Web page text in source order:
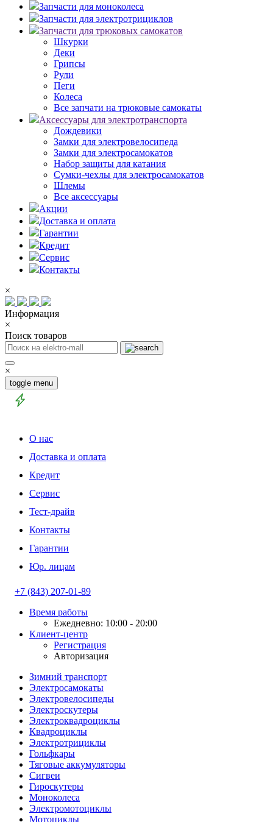
Запчасти для моноколеса
Запчасти для электротрициклов
Запчасти для трюковых самокатов
Шкурки
Деки
Грипсы
Рули
Пеги
Колеса
Все запчати на трюковые самокаты
Аксессуары для электротранспорта
Дождевики
Замки для электровелосипеда
Замки для электросамокатов
Набор защиты для катания
Сумки-чехлы для электросамокатов
Шлемы
Все аксессуары
Акции
Доставка и оплата
Гарантии
Кредит
Сервис
Контакты
×
Информация
×
Поиск товаров
×
toggle menu
О нас
Доставка и оплата
Кредит
Сервис
Тест-драйв
Контакты
Гарантии
Юр. лицам
+7 (843) 207-01-89
Время работы
Ежедневно: 10:00 - 20:00
Клиент-центр
Регистрация
Авторизация
Зимний транспорт
Электросамокаты
Электровелосипеды
Электроскутеры
Электроквадроциклы
Квадроциклы
Электротрициклы
Гольфкары
Тяговые аккумуляторы
Сигвеи
Гироскутеры
Моноколеса
Электромотоциклы
Мотоциклы